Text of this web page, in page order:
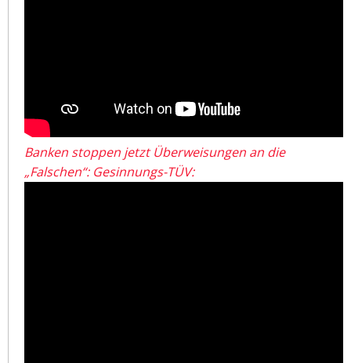
Banken stoppen jetzt Überweisungen an die
„Falschen“: Gesinnungs-TÜV: